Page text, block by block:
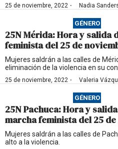
25 de noviembre, 2022 · Nadia
GÉNERO
25N Mérida: Hora y salida
feminista del 25 de
Mujeres saldrán a las calles de
eliminación de la violencia en su
25 de noviembre, 2022 · Valeria
GÉNERO
25N Pachuca: Hora y
marcha feminista del 25
Mujeres saldrán a las calles de
alto a la violencia.